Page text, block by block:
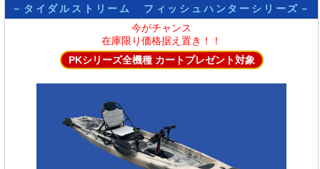
－タイダルストリーム フィッシュハンターシリーズ－
今がチャンス
在庫限り価格据え置き！！
PKシリーズ全機種 カートプレゼント対象